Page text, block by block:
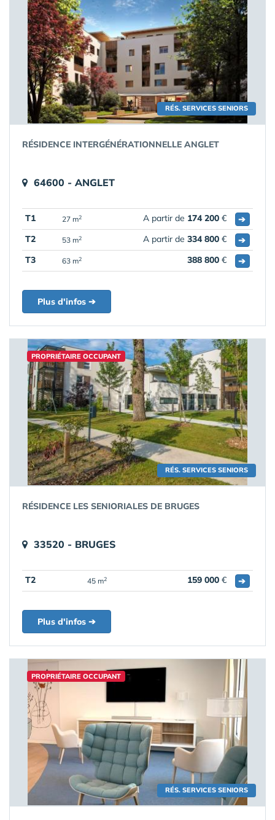
RÉS. SERVICES SENIORS
RÉSIDENCE INTERGÉNÉRATIONNELLE ANGLET
64600 - ANGLET
T1 27 m2 A partir de 174 200 €
➔
T2
53 m2 A partir de 334 800 €
➔
T3
63 m2 388 800 € ➔
Plus d'infos ➔
RÉS. SERVICES SENIORS
PROPRIÉTAIRE OCCUPANT
RÉSIDENCE LES SENIORIALES DE BRUGES
33520 - BRUGES
T2 45 m2 159 000 € ➔
Plus d'infos ➔
RÉS. SERVICES SENIORS
PROPRIÉTAIRE OCCUPANT